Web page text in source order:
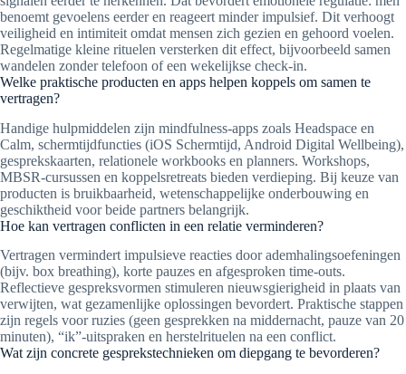
benoemt gevoelens eerder en reageert minder impulsief. Dit verhoogt
veiligheid en intimiteit omdat mensen zich gezien en gehoord voelen.
Regelmatige kleine rituelen versterken dit effect, bijvoorbeeld samen
wandelen zonder telefoon of een wekelijkse check-in.
Welke praktische producten en apps helpen koppels om samen te
vertragen?
Handige hulpmiddelen zijn mindfulness-apps zoals Headspace en
Calm, schermtijdfuncties (iOS Schermtijd, Android Digital Wellbeing),
gesprekskaarten, relationele workbooks en planners. Workshops,
MBSR-cursussen en koppelsretreats bieden verdieping. Bij keuze van
producten is bruikbaarheid, wetenschappelijke onderbouwing en
geschiktheid voor beide partners belangrijk.
Hoe kan vertragen conflicten in een relatie verminderen?
Vertragen vermindert impulsieve reacties door ademhalingsoefeningen
(bijv. box breathing), korte pauzes en afgesproken time-outs.
Reflectieve gespreksvormen stimuleren nieuwsgierigheid in plaats van
verwijten, wat gezamenlijke oplossingen bevordert. Praktische stappen
zijn regels voor ruzies (geen gesprekken na middernacht, pauze van 20
minuten), “ik”-uitspraken en herstelrituelen na een conflict.
Wat zijn concrete gesprekstechnieken om diepgang te bevorderen?